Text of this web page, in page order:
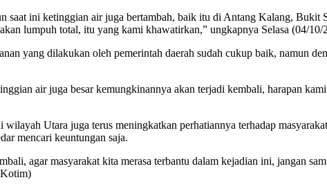
saat ini ketinggian air juga bertambah, baik itu di Antang Kalang, Bukit
lumpuh total, itu yang kami khawatirkan,” ungkapnya Selasa (04/10/
yang dilakukan oleh pemerintah daerah sudah cukup baik, namun
air juga besar kemungkinannya akan terjadi kembali, harapan
Utara juga terus meningkatkan perhatiannya terhadap
mencari keuntungan saja.
agar masyarakat kita merasa terbantu dalam kejadian ini, jangan